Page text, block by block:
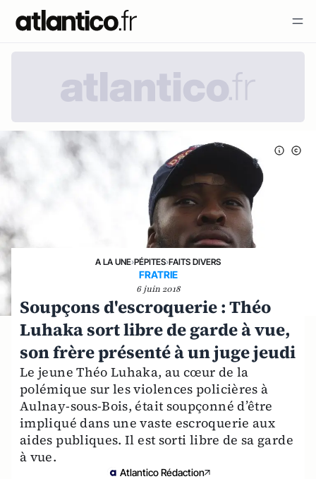
A LA UNE›PÉPITES›FAITS DIVERS
FRATRIE
6 juin 2018
Soupçons d'escroquerie : Théo
Luhaka sort libre de garde à vue,
son frère présenté à un juge jeudi
Le jeune Théo Luhaka, au cœur de la
polémique sur les violences policières à
Aulnay-sous-Bois, était soupçonné d’être
impliqué dans une vaste escroquerie aux
aides publiques. Il est sorti libre de sa garde
à vue.
Atlantico Rédaction